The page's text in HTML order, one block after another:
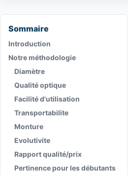
Sommaire
Introduction
Notre méthodologie
Diamètre
Qualité optique
Facilité d'utilisation
Transportabilite
Monture
Evolutivite
Rapport qualité/prix
Pertinence pour les débutants